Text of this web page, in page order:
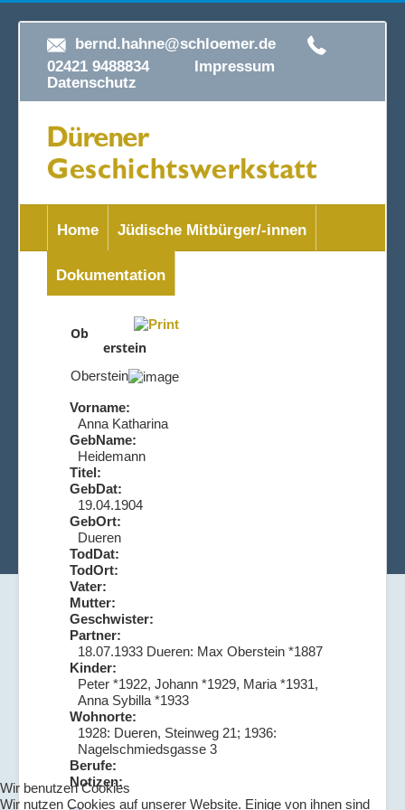
bernd.hahne@schloemer.de
02421 9488834 Impressum
Datenschutz
Home Jüdische Mitbürger/-innen
Dokumentation
Ob
erstein
Oberstein
Vorname:
Anna Katharina
GebName:
Heidemann
Titel:
GebDat:
19.04.1904
GebOrt:
Dueren
TodDat:
TodOrt:
Vater:
Mutter:
Geschwister:
Partner:
18.07.1933 Dueren: Max Oberstein *1887
Kinder:
Peter *1922, Johann *1929, Maria *1931,
Anna Sybilla *1933
Wohnorte:
1928: Dueren, Steinweg 21; 1936:
Nagelschmiedsgasse 3
Berufe:
Notizen:
Wir benutzen Cookies
Wir nutzen Cookies auf unserer Website. Einige von ihnen sind